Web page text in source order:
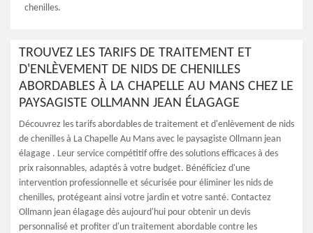
chenilles.
TROUVEZ LES TARIFS DE TRAITEMENT ET
D'ENLÈVEMENT DE NIDS DE CHENILLES
ABORDABLES À LA CHAPELLE AU MANS CHEZ LE
PAYSAGISTE OLLMANN JEAN ÉLAGAGE
Découvrez les tarifs abordables de traitement et d'enlèvement de nids
de chenilles à La Chapelle Au Mans avec le paysagiste Ollmann jean
élagage . Leur service compétitif offre des solutions efficaces à des
prix raisonnables, adaptés à votre budget. Bénéficiez d'une
intervention professionnelle et sécurisée pour éliminer les nids de
chenilles, protégeant ainsi votre jardin et votre santé. Contactez
Ollmann jean élagage dès aujourd'hui pour obtenir un devis
personnalisé et profiter d'un traitement abordable contre les